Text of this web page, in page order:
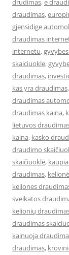
drudimas,e
draudimas,
gjensidige
draudimas
internetu,
skaiciuokle,
draudimas,
kas yra draudimas,
draudimas
draudimas kaina,
lietuvos
kaina, kasko
draudimo
skaičiuoklė,
draudimas,
keliones
sveikatos
kelionių
draudimas
kainuoja
draudimas,